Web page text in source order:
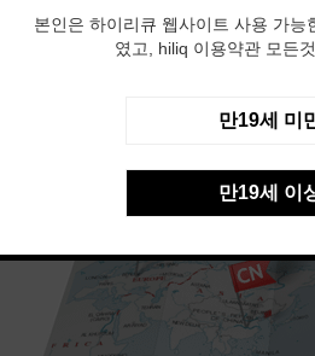
GLOBAL LOCATIONS
본인은 하이리큐 웹사이트 사용 가능
였고, hiliq 이용약관 모든
만19세 미
만19세 이